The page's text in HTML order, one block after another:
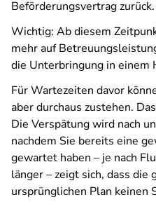
Beförderungsvertrag zurück.
Wichtig: Ab diesem
mehr auf
die Unterbringung in einem
Für Wartezeiten davor
aber durchaus zustehen.
Die Verspätung wird nach
nachdem Sie bereits eine
gewartet haben – je nach
länger – zeigt sich, dass die
ursprünglichen Plan keinen